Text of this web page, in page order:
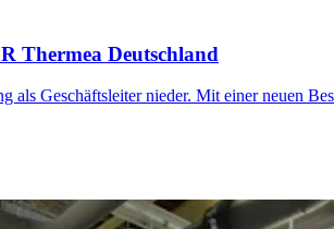
Thermea Deutschland
als Geschäftsleiter nieder. Mit einer neuen